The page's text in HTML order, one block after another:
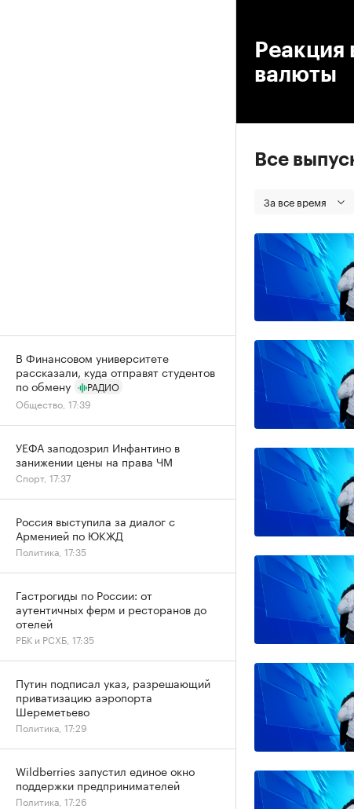
Реакция
валюты
Все
За все время
В Финансовом университете
рассказали, куда отправят студентов
по обмену
РАДИО
Общество, 17:39
УЕФА заподозрил Инфантино в
занижении цены на права ЧМ
Спорт, 17:37
Россия выступила за диалог с
Арменией по ЮКЖД
Политика, 17:35
Гастрогиды по России: от
аутентичных ферм и ресторанов до
отелей
РБК и РСХБ, 17:35
Путин подписал указ, разрешающий
приватизацию аэропорта
Шереметьево
Политика, 17:29
Wildberries запустил единое окно
поддержки предпринимателей
Политика, 17:26